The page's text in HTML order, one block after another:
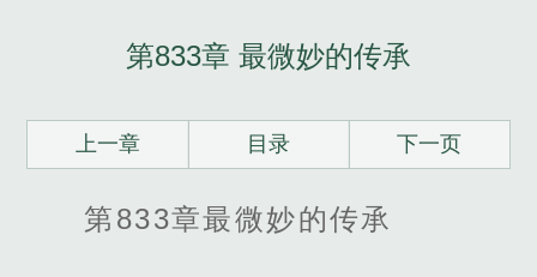
第833章 最微妙的传承
上一章 目录 下一页
第833章最微妙的传承